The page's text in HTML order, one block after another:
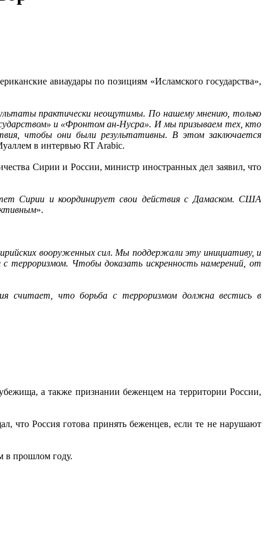
авиаудары по позициям «Исламского государства»,
практически неощутимы. По нашему мнению, только
и «Фронтом ан-Нусра». И мы призываем тех, кто
чтобы они были результативны. В этом заключается
в интервью RT Arabic.
Сирии и России, министр иностранных дел заявил, что
Сирии и координирует свои действия с Дамаском. США
».
вооруженных сил. Мы поддержали эту инициативу, и
терроризмом. Чтобы доказать искренность намерений, от
считает, что борьба с терроризмом должна вестись в
а также признании беженцем на территории России,
что Россия готова принять беженцев, если те не нарушают
в прошлом году.